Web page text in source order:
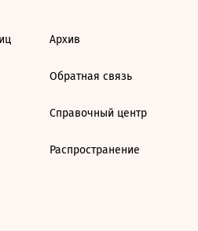
Архив
Обратная связь
Справочный центр
Распространение